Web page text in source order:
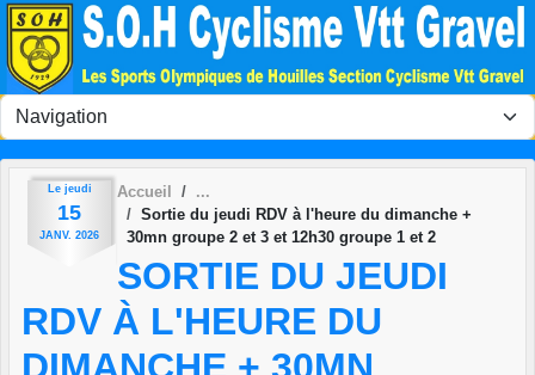
Le jeudi
15
JANV. 2026
Accueil
Sortie du jeudi RDV à l'heure du dimanche +
30mn groupe 2 et 3 et 12h30 groupe 1 et 2
SORTIE DU JEUDI
RDV À L'HEURE DU
Panneau de gestion des cookies